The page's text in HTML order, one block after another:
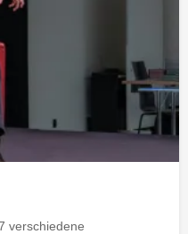
verschiedene